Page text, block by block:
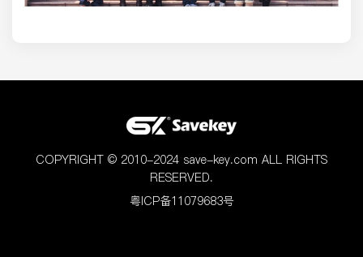
COPYRIGHT © 2010-2024 save-key.com ALL RIGHTS
RESERVED.
粤ICP备11079683号